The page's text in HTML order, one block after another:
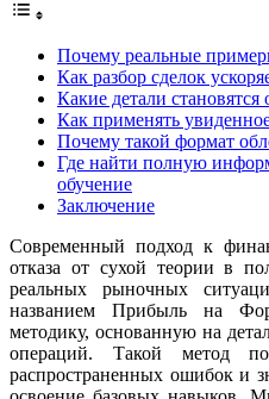
Почему реальные
Как разбор сделок
Какие детали
Как применять
Почему такой формат
Где найти полную
обучение
Заключение
Современный подход к
отказа от сухой теории в
реальных рыночных
названием Прибыль на
методику, основанную на
операций. Такой метод
распространенных ошибок и